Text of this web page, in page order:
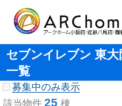
セブンイレブン 東
一覧
募集中のみ表示
該当物件 25 棟